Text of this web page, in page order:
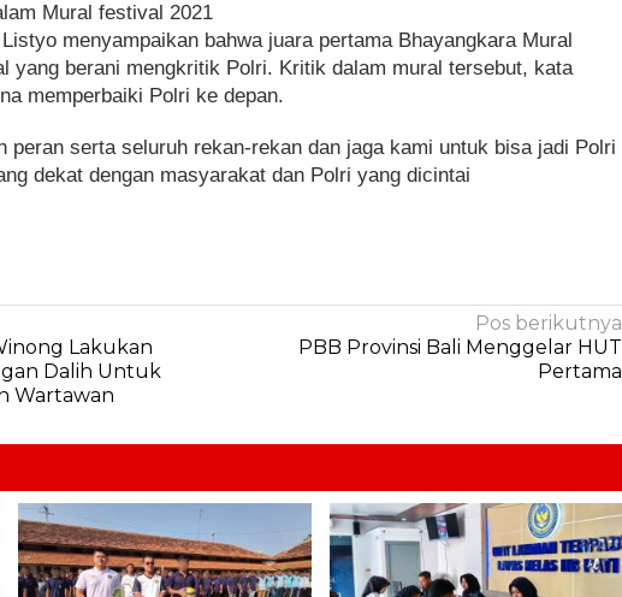
Mural festival 2021
menyampaikan bahwa juara pertama Bhayangkara Mural
yang berani mengkritik Polri. Kritik dalam mural tersebut, kata
memperbaiki Polri ke depan.
peran serta seluruh rekan-rekan dan jaga kami untuk bisa jadi Polri
dekat dengan masyarakat dan Polri yang dicintai
Lakukan
Dalih Untuk
Wartawan
Pos berikutnya
PBB Provinsi Bali Menggelar HUT
Pertama